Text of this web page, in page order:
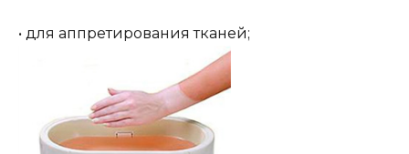
• для аппретирования тканей;